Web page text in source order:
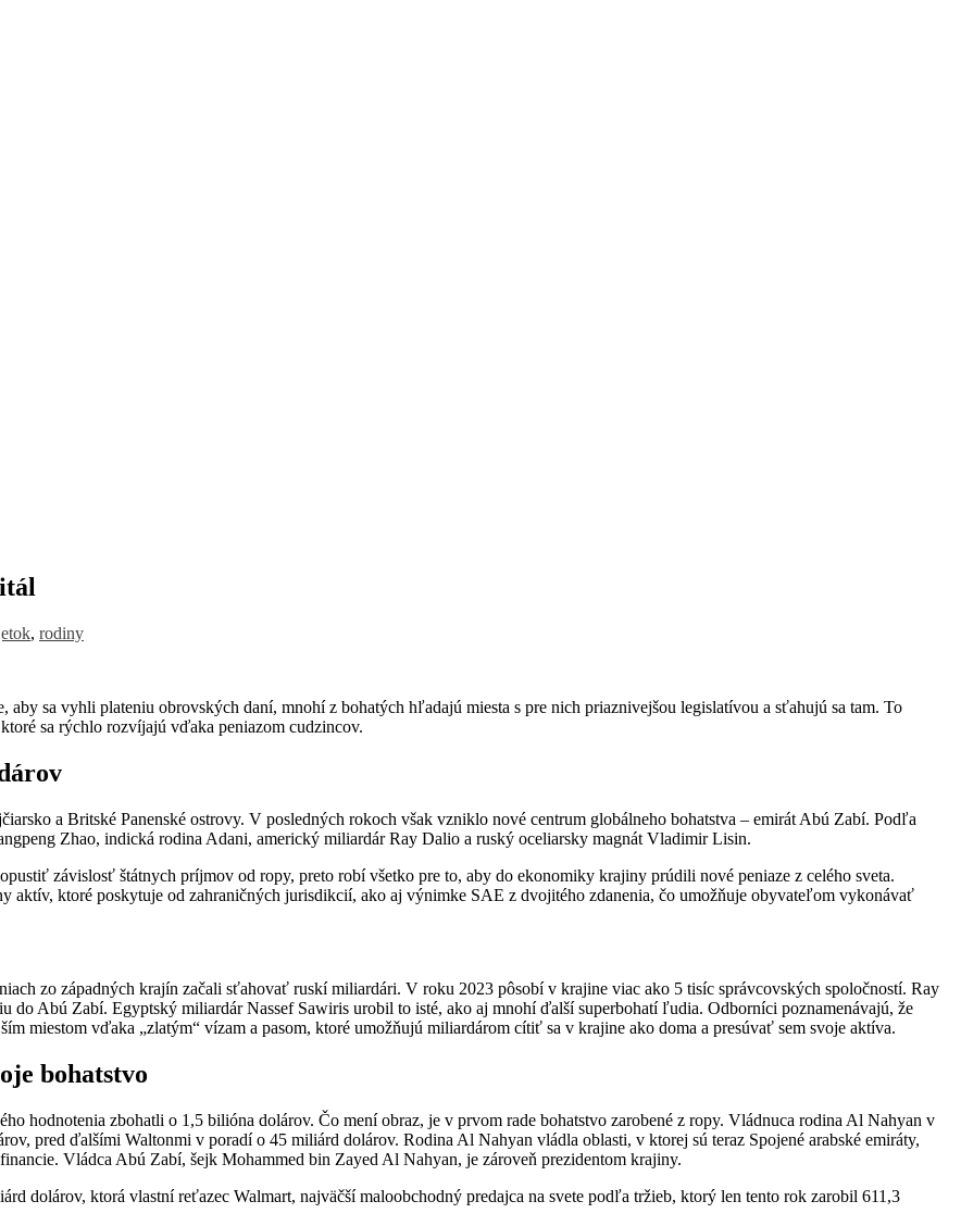
, rodiny
aby sa vyhli plateniu obrovských daní, mnohí z bohatých hľadajú miesta s pre nich priaznivejšou legislatívou a sťahujú sa tam. To
sa rýchlo rozvíjajú vďaka peniazom cudzincov.
a Britské Panenské ostrovy. V posledných rokoch však vzniklo nové centrum globálneho bohatstva – emirát Abú Zabí. Podľa
Zhao, indická rodina Adani, americký miliardár Ray Dalio a ruský oceliarsky magnát Vladimir Lisin.
závislosť štátnych príjmov od ropy, preto robí všetko pre to, aby do ekonomiky krajiny prúdili nové peniaze z celého sveta.
aktív, ktoré poskytuje od zahraničných jurisdikcií, ako aj výnimke SAE z dvojitého zdanenia, čo umožňuje obyvateľom vykonávať
zo západných krajín začali sťahovať ruskí miliardári. V roku 2023 pôsobí v krajine viac ako 5 tisíc správcovských spoločností. Ray
do Abú Zabí. Egyptský miliardár Nassef Sawiris urobil to isté, ako aj mnohí ďalší superbohatí ľudia. Odborníci poznamenávajú, že
miestom vďaka „zlatým“ vízam a pasom, ktoré umožňujú miliardárom cítiť sa v krajine ako doma a presúvať sem svoje aktíva.
bohatstvo
hodnotenia zbohatli o 1,5 bilióna dolárov. Čo mení obraz, je v prvom rade bohatstvo zarobené z ropy. Vládnuca rodina Al Nahyan v
pred ďalšími Waltonmi v poradí o 45 miliárd dolárov. Rodina Al Nahyan vládla oblasti, v ktorej sú teraz Spojené arabské emiráty,
Vládca Abú Zabí, šejk Mohammed bin Zayed Al Nahyan, je zároveň prezidentom krajiny.
dolárov, ktorá vlastní reťazec Walmart, najväčší maloobchodný predajca na svete podľa tržieb, ktorý len tento rok zarobil 611,3